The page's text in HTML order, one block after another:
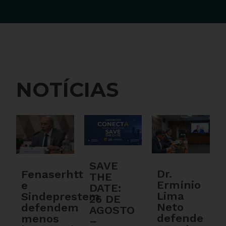
NOTÍCIAS
Fenaserhtt
e
Sindeprestem
defendem
menos
SAVE
THE
DATE:
26 DE
AGOSTO
–
Dr.
Ermínio
Lima
Neto
defende